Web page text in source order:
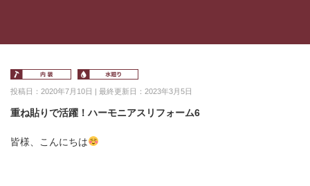
投稿日：2020年7月10日 | 最終更新日：2023年3月5日
重ね貼りで活躍！ハーモニアスリフォーム6
皆様、こんにちは